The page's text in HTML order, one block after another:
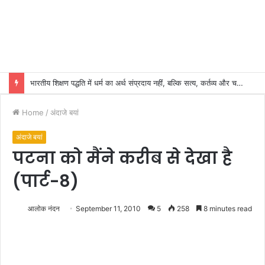
भारतीय शिक्षण पद्धति में धर्म का अर्थ संप्रदाय नहीं, बल्कि सत्य, कर्तव्य और चरित्र निर्माण है: विजय प्रकाश
Home / अंदाजे बयां
अंदाजे बयां
पटना को मैंने करीब से देखा है
(पार्ट-8)
आलोक नंदन September 11, 2010 5 258 8 minutes read